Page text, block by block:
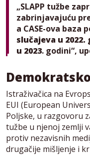
„SLAPP tužbe
zabrinjavajuću
a CASE-ova baza
slučajeva u
u 2023. godini“,
Istraživačica na
EUI (European
Poljske, u razgovoru
tužbe u njenoj zemlji
protiv nezavisnih
drugačije mišljenje i